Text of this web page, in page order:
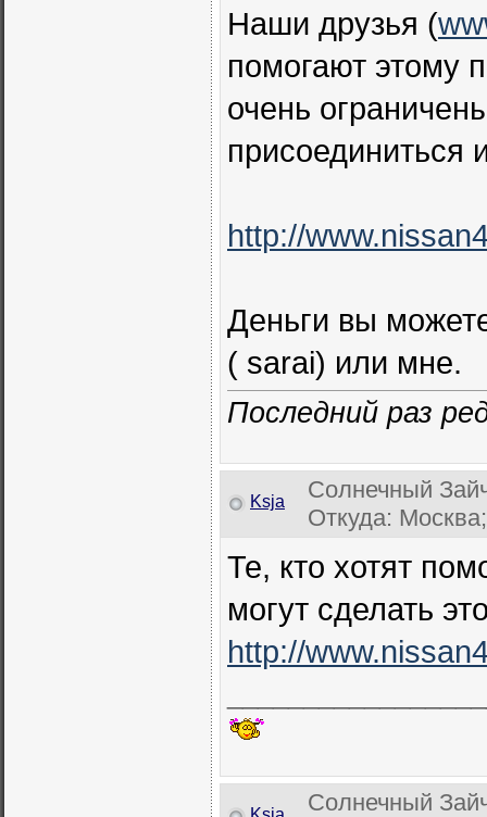
Наши друзья (
помогают этому
очень
http://
Деньги вы
( sarai) или мне.
Последний раз
Ksja
Солнечный
Откуда:
Те, кто хотят
могут сделать
http://
Солнечный